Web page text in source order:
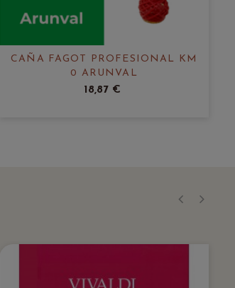
CAÑA FAGOT PROFESIONAL KM
0 ARUNVAL
18,87 €